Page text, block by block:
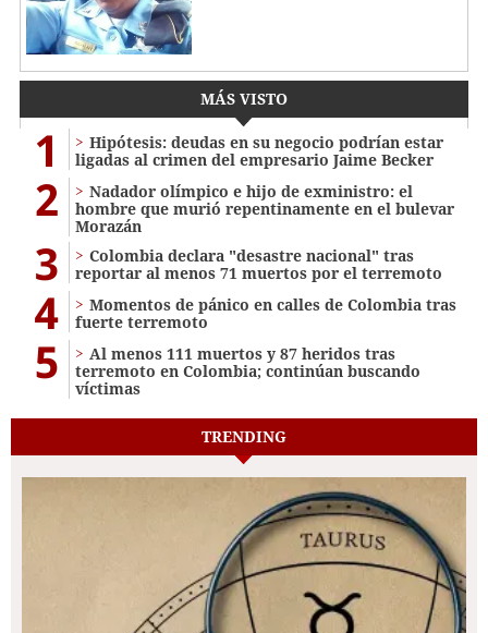
MÁS VISTO
1
Hipótesis: deudas en su negocio podrían estar
ligadas al crimen del empresario Jaime Becker
2
Nadador olímpico e hijo de exministro: el
hombre que murió repentinamente en el bulevar
Morazán
3
Colombia declara "desastre nacional" tras
reportar al menos 71 muertos por el terremoto
4
Momentos de pánico en calles de Colombia tras
fuerte terremoto
5
Al menos 111 muertos y 87 heridos tras
terremoto en Colombia; continúan buscando
víctimas
TRENDING